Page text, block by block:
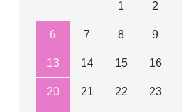
1 2
6 7 8 9
13 14 15 16
20 21 22 23